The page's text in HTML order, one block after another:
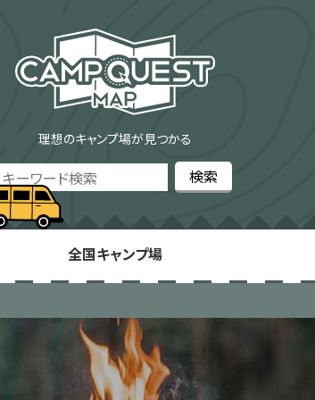
理想のキャンプ場が見つかる
全国キャンプ場